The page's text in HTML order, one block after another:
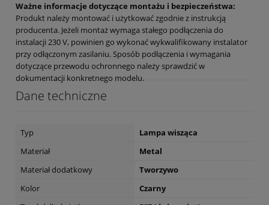
Ważne informacje dotyczące montażu i bezpieczeństwa:
Produkt należy montować i użytkować zgodnie z instrukcją
producenta. Jeżeli montaż wymaga stałego podłączenia do
instalacji 230 V, powinien go wykonać wykwalifikowany instalator
przy odłączonym zasilaniu. Sposób podłączenia i wymagania
dotyczące przewodu ochronnego należy sprawdzić w
dokumentacji konkretnego modelu.
Dane techniczne
Typ
Lampa wisząca
Materiał
Metal
Materiał dodatkowy
Tworzywo
Kolor
Czarny